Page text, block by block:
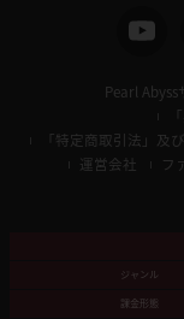
Pearl
「特定商取引法」及
運営会社
フ
ジャンル
課金形態